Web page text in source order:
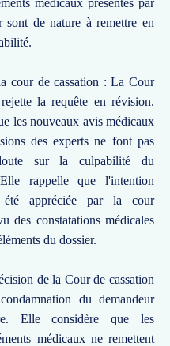
médicaux présentés par
sont de nature à remettre en
cour de cassation : La Cour
la requête en révision.
les nouveaux avis médicaux
des experts ne font pas
sur la culpabilité du
rappelle que l'intention
appréciée par la cour
des constatations médicales
du dossier.
de la Cour de cassation
du demandeur
Elle considère que les
médicaux ne remettent